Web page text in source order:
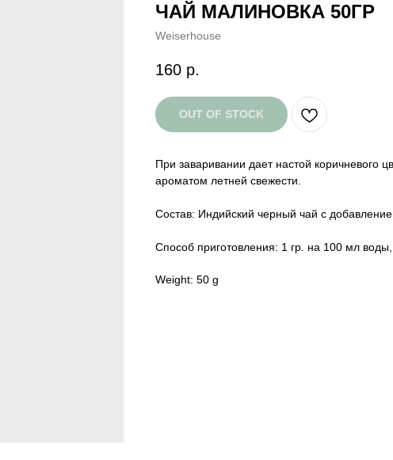
ЧАЙ МАЛИНОВКА 50ГР
Weiserhouse
160 р.
OUT OF STOCK
При заваривании дает настой коричневого
ароматом летней свежести.
Состав: Индийский черный чай с
Способ приготовления: 1 гр. на 100 мл
Weight: 50 g